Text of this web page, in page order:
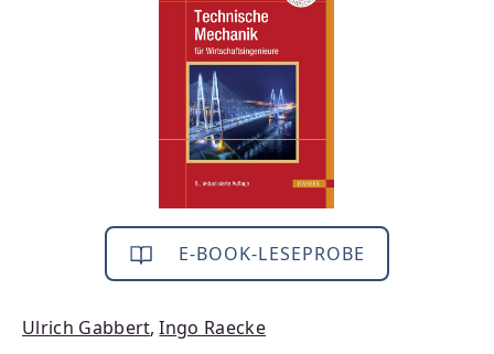
E-BOOK-LESEPROBE
Ulrich Gabbert,Ingo Raecke